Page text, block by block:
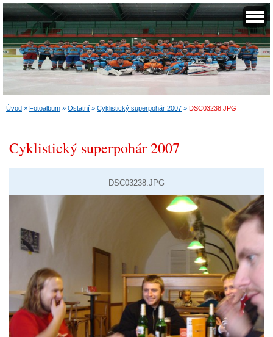
Úvod » Fotoalbum » Ostatní » Cyklistický superpohár 2007 » DSC03238.JPG
Cyklistický superpohár 2007
DSC03238.JPG